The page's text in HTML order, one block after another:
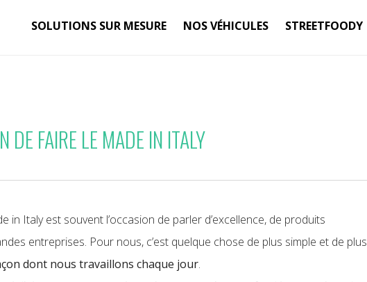
SOLUTIONS SUR MESURE NOS VÉHICULES STREETFOODY
DE FAIRE LE MADE IN ITALY
in Italy est souvent l’occasion de parler d’excellence, de produits
entreprises. Pour nous, c’est quelque chose de plus simple et de plus
dont nous travaillons chaque jour.